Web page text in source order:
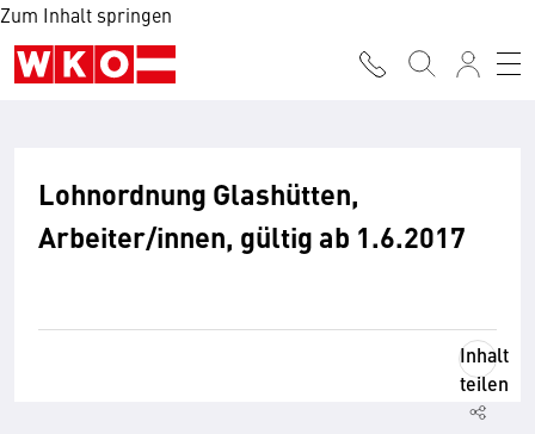
Zum Inhalt springen
Lohnordnung Glashütten,
Arbeiter/innen, gültig ab 1.6.2017
Inhalt
teilen